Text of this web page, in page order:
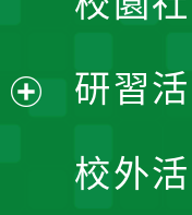
研習
校外